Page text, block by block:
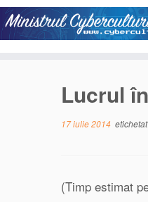
Sari
la
Lucrul
17 iulie 2014 etichetat
(Timp estimat